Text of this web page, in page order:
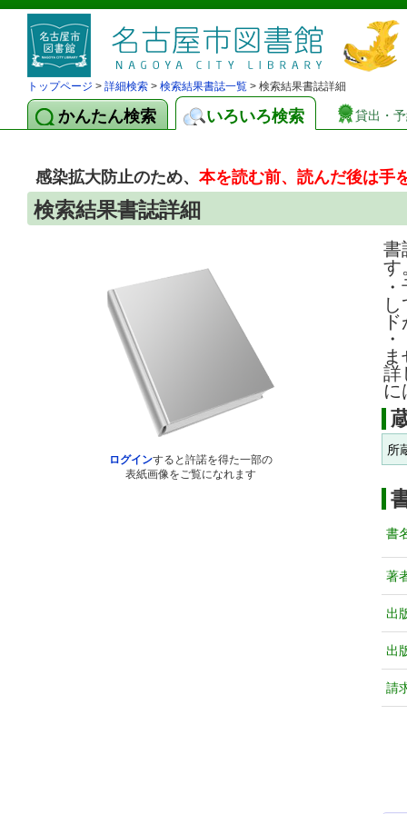
トップページ > 詳細検索 > 検索結果書誌一覧 > 検索結果書誌詳細
かんたん検索 いろいろ検索 貸出・
感染拡大防止のため、本を読む前、読んだ後は手
検索結果書誌詳細
ログインすると許諾を得た一部の
表紙画像をご覧になれます
書
す
詳
に
所
書
著
出
出
請